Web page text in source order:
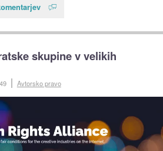
skupine v velikih
Avtorsko pravo